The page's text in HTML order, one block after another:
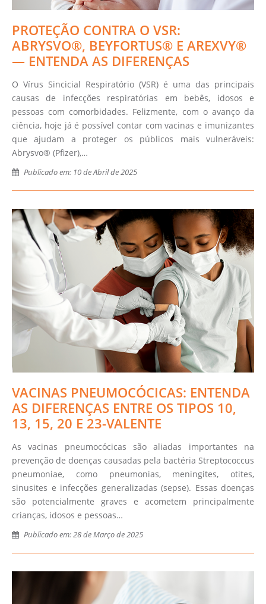
PROTEÇÃO CONTRA O VSR:
ABRYSVO®, BEYFORTUS® E AREXVY®
— ENTENDA AS DIFERENÇAS
O Vírus Sincicial Respiratório (VSR) é uma das principais
causas de infecções respiratórias em bebês, idosos e
pessoas com comorbidades. Felizmente, com o avanço da
ciência, hoje já é possível contar com vacinas e imunizantes
que ajudam a proteger os públicos mais vulneráveis:
Abrysvo® (Pfizer),…
Publicado em: 10 de Abril de 2025
VACINAS PNEUMOCÓCICAS: ENTENDA
AS DIFERENÇAS ENTRE OS TIPOS 10,
13, 15, 20 E 23-VALENTE
As vacinas pneumocócicas são aliadas importantes na
prevenção de doenças causadas pela bactéria Streptococcus
pneumoniae, como pneumonias, meningites, otites,
sinusites e infecções generalizadas (sepse). Essas doenças
são potencialmente graves e acometem principalmente
crianças, idosos e pessoas…
Publicado em: 28 de Março de 2025